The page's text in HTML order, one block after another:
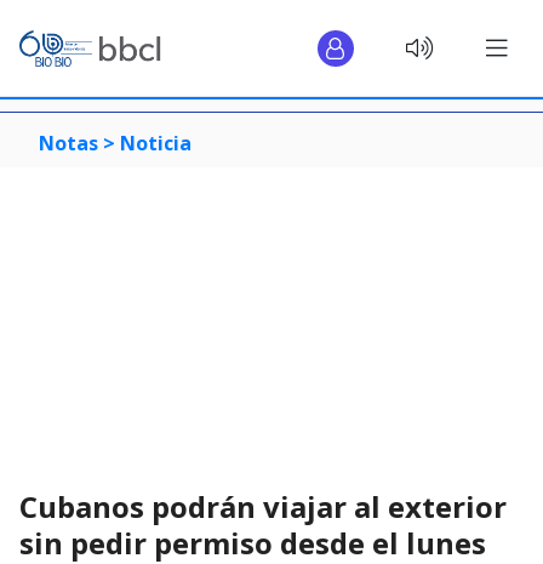
Notas > Noticia
Cubanos podrán viajar al exterior
sin pedir permiso desde el lunes